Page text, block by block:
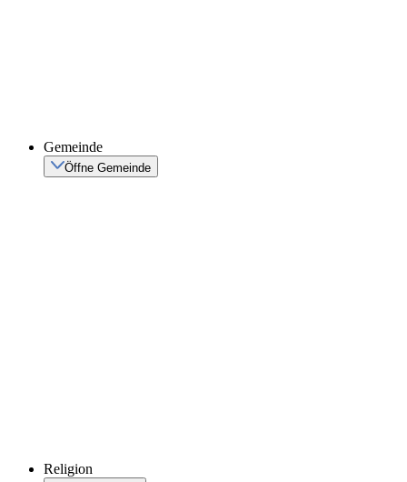
Gemeinde
Öffne Gemeinde
Religion